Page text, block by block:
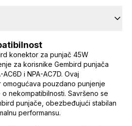
konektor za punjač 45W
za korisnike Gembird punjača
i NPA-AC7D. Ovaj
pouzdano punjenje
nekompatibilnosti. Savršeno se
punjače, obezbeđujući stabilan
performansu.